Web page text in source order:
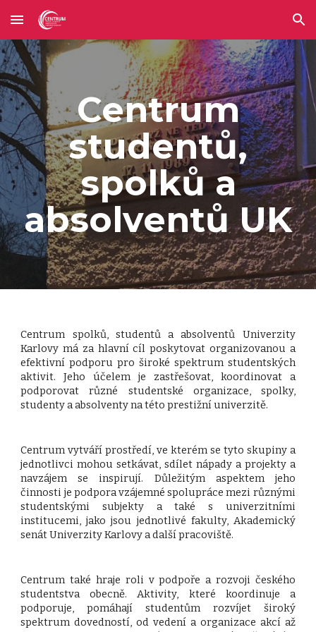
Skip to main content Skip to navigation
Centrum
studentů,
spolků a
absolventů UK
Centrum spolků, studentů a absolventů Univerzity
Karlovy má za hlavní cíl poskytovat organizovanou a
efektivní podporu pro široké spektrum studentských
aktivit. Jeho účelem je zastřešovat, koordinovat a
podporovat různé studentské organizace, spolky,
studenty a absolventy na této prestižní univerzitě.
Centrum vytváří prostředí, ve kterém se tyto skupiny a
jednotlivci mohou setkávat, sdílet nápady a projekty a
navzájem se inspirují. Důležitým aspektem jeho
činnosti je podpora vzájemné spolupráce mezi různými
studentskými subjekty a také s univerzitními
institucemi, jako jsou jednotlivé fakulty, Akademický
senát Univerzity Karlovy a další pracoviště.
Centrum také hraje roli v podpoře a rozvoji českého
studentstva obecně. Aktivity, které koordinuje a
podporuje, pomáhají studentům rozvíjet široký
spektrum dovedností, od vedení a organizace akcí až